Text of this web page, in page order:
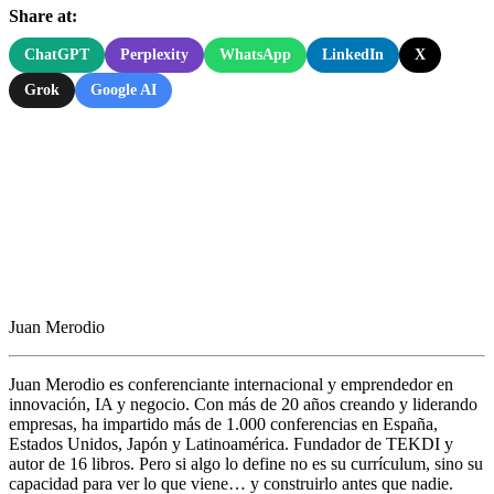
Share at:
ChatGPT Perplexity WhatsApp LinkedIn X
Grok Google AI
Juan Merodio
Juan Merodio es conferenciante internacional y emprendedor en
innovación, IA y negocio. Con más de 20 años creando y liderando
empresas, ha impartido más de 1.000 conferencias en España,
Estados Unidos, Japón y Latinoamérica. Fundador de TEKDI y
autor de 16 libros. Pero si algo lo define no es su currículum, sino su
capacidad para ver lo que viene… y construirlo antes que nadie.